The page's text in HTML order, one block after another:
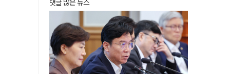
댓글 많은 뉴스